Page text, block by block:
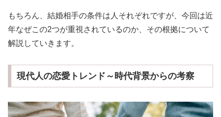
もちろん、結婚相手の条件は人それぞれですが、今回は近
年なぜこの2つが重視されているのか、その根拠について
解説していきます。
現代人の恋愛トレンド～時代背景からの考察